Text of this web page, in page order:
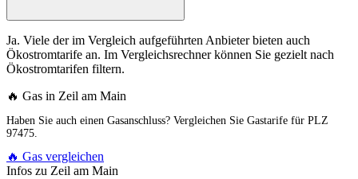
Ja. Viele der im Vergleich aufgeführten Anbieter bieten auch
Ökostromtarife an. Im Vergleichsrechner können Sie gezielt nach
Ökostromtarifen filtern.
🔥 Gas in Zeil am Main
Haben Sie auch einen Gasanschluss? Vergleichen Sie Gastarife für PLZ
97475.
🔥 Gas vergleichen
Infos zu Zeil am Main